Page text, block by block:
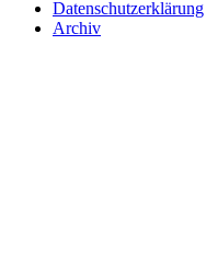
Datenschutzerklärung
Archiv